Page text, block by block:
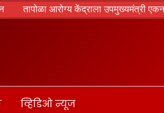
आरोग्य केंद्राला उपमुख्यमंत्री एकनाथ
व्हिडिओ न्यूज